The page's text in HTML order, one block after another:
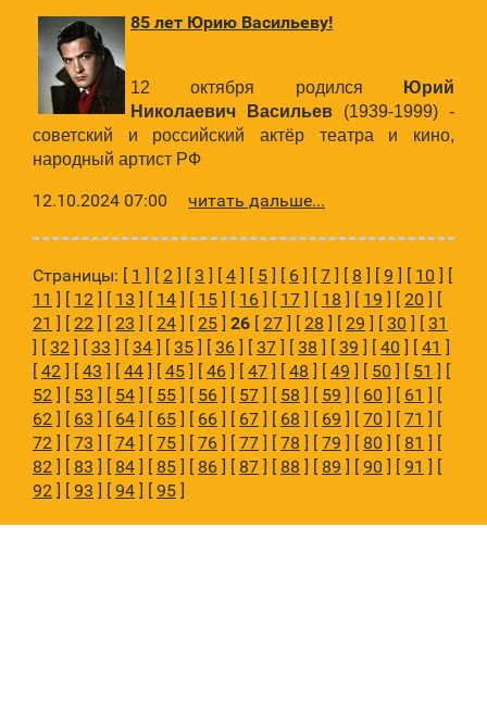
85 лет Юрию Васильеву!
12 октября родился
Юрий
Николаевич Васильев (1939-1999) -
советский и российский актёр театра и кино,
народный артист РФ
12.10.2024 07:00 читать дальше...
Страницы: [ 1 ] [ 2 ] [ 3 ] [ 4 ] [ 5 ] [ 6 ] [ 7 ] [ 8 ] [ 9 ] [ 10 ] [
11 ] [ 12 ] [ 13 ] [ 14 ] [ 15 ] [ 16 ] [ 17 ] [ 18 ] [ 19 ] [ 20 ] [
21 ] [ 22 ] [ 23 ] [ 24 ] [ 25 ] 26 [ 27 ] [ 28 ] [ 29 ] [ 30 ] [ 31
] [ 32 ] [ 33 ] [ 34 ] [ 35 ] [ 36 ] [ 37 ] [ 38 ] [ 39 ] [ 40 ] [ 41 ]
[ 42 ] [ 43 ] [ 44 ] [ 45 ] [ 46 ] [ 47 ] [ 48 ] [ 49 ] [ 50 ] [ 51 ] [
52 ] [ 53 ] [ 54 ] [ 55 ] [ 56 ] [ 57 ] [ 58 ] [ 59 ] [ 60 ] [ 61 ] [
62 ] [ 63 ] [ 64 ] [ 65 ] [ 66 ] [ 67 ] [ 68 ] [ 69 ] [ 70 ] [ 71 ] [
72 ] [ 73 ] [ 74 ] [ 75 ] [ 76 ] [ 77 ] [ 78 ] [ 79 ] [ 80 ] [ 81 ] [
82 ] [ 83 ] [ 84 ] [ 85 ] [ 86 ] [ 87 ] [ 88 ] [ 89 ] [ 90 ] [ 91 ] [
92 ] [ 93 ] [ 94 ] [ 95 ]